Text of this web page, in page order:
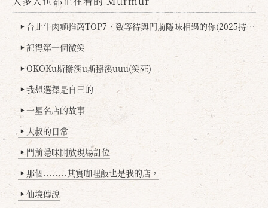
▶ 台北牛肉麵推薦TOP7，致等待與門前隱味相遇的你(2025持續更新
▶ 記得第一個微笑
▶ OKOKu斯掰溪u斯掰溪uuu(笑死)
▶ 我想選擇是自己的
▶ 一星名店的故事
▶ 大叔的日常
▶ 門前隱味開放現場訂位
▶ 那個........其實咖哩飯也是我的店，
▶ 仙境傳說